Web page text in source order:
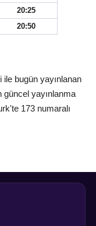
20:25
20:50
ile bugün yayınlanan
güncel yayınlanma
173 numaralı